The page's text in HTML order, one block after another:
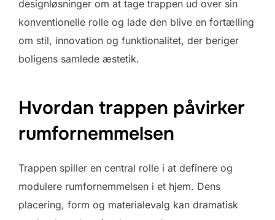
designløsninger om at tage trappen ud over sin
konventionelle rolle og lade den blive en fortælling
om stil, innovation og funktionalitet, der beriger
boligens samlede æstetik.
Hvordan trappen påvirker
rumfornemmelsen
Trappen spiller en central rolle i at definere og
modulere rumfornemmelsen i et hjem. Dens
placering, form og materialevalg kan dramatisk